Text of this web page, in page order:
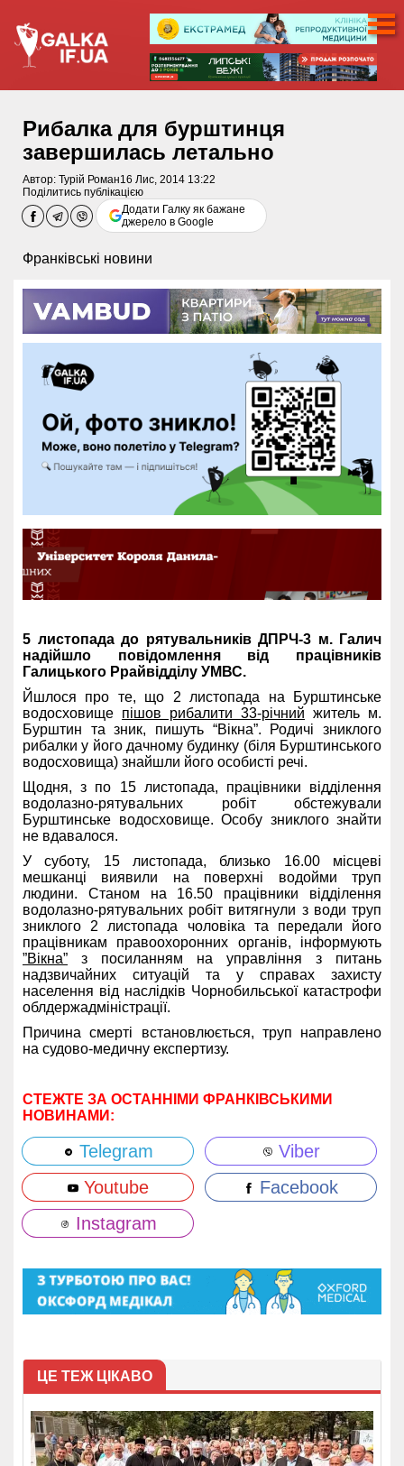
Рибалка для бурштинця
завершилась летально
Автор: Турій Роман16 Лис, 2014 13:22
Поділитись публікацією
Додати Галку як бажане
джерело в Google
Франківські новини
5 листопада до рятувальників ДПРЧ-3 м. Галич
надійшло повідомлення від працівників
Галицького Ррайвідділу УМВС.
Йшлося про те, що 2 листопада на Бурштинське
водосховище пішов рибалити 33-річний житель м.
Бурштин та зник, пишуть “Вікна”. Родичі зниклого
рибалки у його дачному будинку (біля Бурштинського
водосховища) знайшли його особисті речі.
Щодня, з по 15 листопада, працівники відділення
водолазно-рятувальних робіт обстежували
Бурштинське водосховище. Особу зниклого знайти
не вдавалося.
У суботу, 15 листопада, близько 16.00 місцеві
мешканці виявили на поверхні водойми труп
людини. Станом на 16.50 працівники відділення
водолазно-рятувальних робіт витягнули з води труп
зниклого 2 листопада чоловіка та передали його
працівникам правоохоронних органів, інформують
”Вікна” з посиланням на управління з питань
надзвичайних ситуацій та у справах захисту
населення від наслідків Чорнобильської катастрофи
облдержадміністрації.
Причина смерті встановлюється, труп направлено
на судово-медичну експертизу.
СТЕЖТЕ ЗА ОСТАННІМИ ФРАНКІВСЬКИМИ
НОВИНАМИ:
Telegram
Viber
Youtube
Facebook
Instagram
ЦЕ ТЕЖ ЦІКАВО